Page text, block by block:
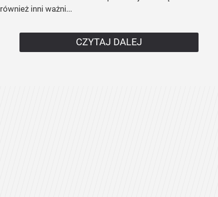
również inni ważni...
CZYTAJ DALEJ